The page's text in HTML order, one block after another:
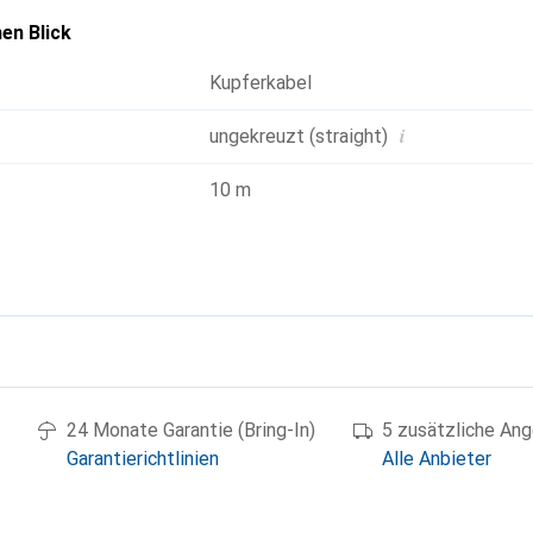
Blick
Kupferkabel
ungekreuzt (straight) i
10 m
24 Monate Garantie (Bring-In)
Garantierichtlinien
5 zusätzliche
Alle Anbieter